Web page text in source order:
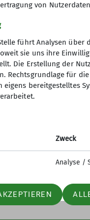
den „
zwischen 8 und
duisburg.de.
von ersten
Sichern
etc.) sind
vorbei
Familiengruppe
NRW
von
führt Analysen über
sie uns ihre
Die Erstellung der
Rechtsgrundlage für
eigens bereitgestelltes
Zweck
Analyse /